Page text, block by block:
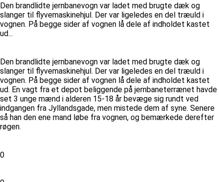
Den brandlidte jernbanevogn var ladet med brugte dæk og
slanger til flyvemaskinehjul. Der var ligeledes en del træuld i
vognen. På begge sider af vognen lå dele af indholdet kastet
ud...
Den brandlidte jernbanevogn var ladet med brugte dæk og
slanger til flyvemaskinehjul. Der var ligeledes en del træuld i
vognen. På begge sider af vognen lå dele af indholdet kastet
ud. En vagt fra et depot beliggende på jernbaneterrænet havde
set 3 unge mænd i alderen 15-18 år bevæge sig rundt ved
indgangen fra Jyllandsgade, men mistede dem af syne. Senere
så han den ene mand løbe fra vognen, og bemærkede derefter
røgen.
0